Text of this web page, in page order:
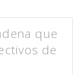
que
de